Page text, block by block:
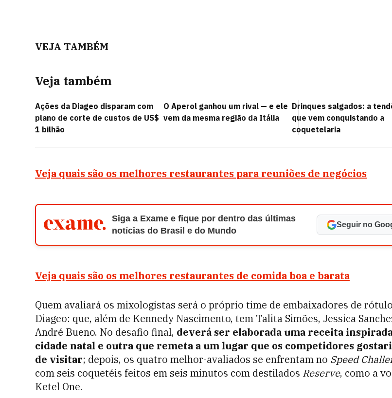
VEJA TAMBÉM
Veja também
Ações da Diageo disparam com
plano de corte de custos de US$
1 bilhão
O Aperol ganhou um rival — e ele
vem da mesma região da Itália
Drinques salgados: a
que vem conquistando a
coquetelaria
Veja quais são os melhores restaurantes para reuniões de negócios
Siga a Exame e fique por dentro das últimas
notícias do Brasil e do Mundo
Seguir no
Veja quais são os melhores restaurantes de comida boa e barata
Quem avaliará os mixologistas será o próprio time de embaixadores de
Diageo: que, além de Kennedy Nascimento, tem Talita Simões, Jessica
André Bueno. No desafio final, deverá ser elaborada uma receita
cidade natal e outra que remeta a um lugar que os competidores
de visitar; depois, os quatro melhor-avaliados se enfrentam no Speed
com seis coquetéis feitos em seis minutos com destilados Reserve, como a
Ketel One.